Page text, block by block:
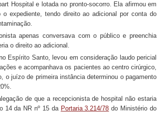
Hospital e lotada no pronto-socorro. Ela afirmou em
expediente, tendo direito ao adicional por conta do
apenas conversava com o público e preenchia
o direito ao adicional.
Espírito Santo, levou em consideração laudo pericial
e acompanhava os pacientes ao centro cirúrgico,
o juízo de primeira instância determinou o pagamento
de que a recepcionista de hospital não estaria
14 da NR nº 15 da Portaria 3.214/78 do Ministério do